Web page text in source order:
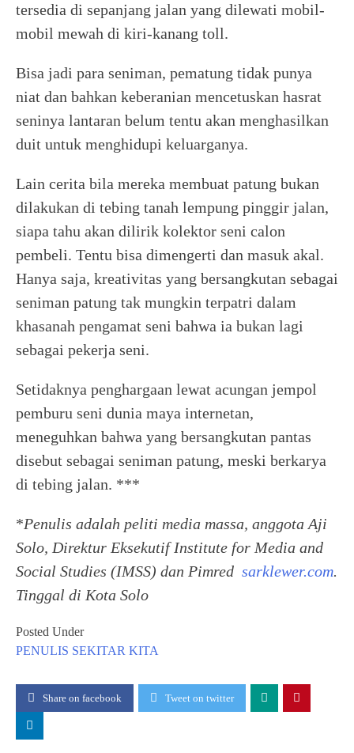
tersedia di sepanjang jalan yang dilewati mobil-
mobil mewah di kiri-kanang toll.
Bisa jadi para seniman, pematung tidak punya
niat dan bahkan keberanian mencetuskan hasrat
seninya lantaran belum tentu akan menghasilkan
duit untuk menghidupi keluarganya.
Lain cerita bila mereka membuat patung bukan
dilakukan di tebing tanah lempung pinggir jalan,
siapa tahu akan dilirik kolektor seni calon
pembeli. Tentu bisa dimengerti dan masuk akal.
Hanya saja, kreativitas yang bersangkutan sebagai
seniman patung tak mungkin terpatri dalam
khasanah pengamat seni bahwa ia bukan lagi
sebagai pekerja seni.
Setidaknya penghargaan lewat acungan jempol
pemburu seni dunia maya internetan,
meneguhkan bahwa yang bersangkutan pantas
disebut sebagai seniman patung, meski berkarya
di tebing jalan. ***
*Penulis adalah peliti media massa, anggota Aji
Solo, Direktur Eksekutif Institute for Media and
Social Studies (IMSS) dan Pimred sarklewer.com.
Tinggal di Kota Solo
Posted Under
PENULIS SEKITAR KITA
Share on facebook Tweet on twitter